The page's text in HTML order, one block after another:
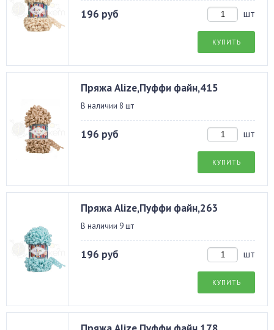
196 руб шт
КУПИТЬ
Пряжа Alize,Пуффи файн,415
В наличии 8 шт
196 руб шт
КУПИТЬ
Пряжа Alize,Пуффи файн,263
В наличии 9 шт
196 руб шт
КУПИТЬ